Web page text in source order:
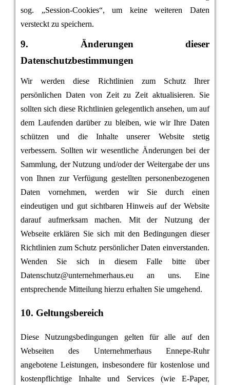
sog. „Session-Cookies“, um keine weiteren Daten
versteckt zu speichern.
9. Änderungen dieser
Datenschutzbestimmungen
Wir werden diese Richtlinien zum Schutz Ihrer
persönlichen Daten von Zeit zu Zeit aktualisieren. Sie
sollten sich diese Richtlinien gelegentlich ansehen, um auf
dem Laufenden darüber zu bleiben, wie wir Ihre Daten
schützen und die Inhalte unserer Website stetig
verbessern. Sollten wir wesentliche Änderungen bei der
Sammlung, der Nutzung und/oder der Weitergabe der uns
von Ihnen zur Verfügung gestellten personenbezogenen
Daten vornehmen, werden wir Sie durch einen
eindeutigen und gut sichtbaren Hinweis auf der Website
darauf aufmerksam machen. Mit der Nutzung der
Webseite erklären Sie sich mit den Bedingungen dieser
Richtlinien zum Schutz persönlicher Daten einverstanden.
Wenden Sie sich in diesem Falle bitte über
Datenschutz@unternehmerhaus.eu an uns. Eine
entsprechende Mitteilung hierzu erhalten Sie umgehend.
10. Geltungsbereich
Diese Nutzungsbedingungen gelten für alle auf den
Webseiten des Unternehmerhaus Ennepe-Ruhr
angebotene Leistungen, insbesondere für kostenlose und
kostenpflichtige Inhalte und Services (wie E-Paper,